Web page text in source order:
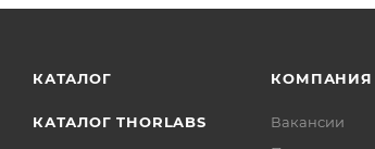
КАТАЛОГ
КАТАЛОГ THORLABS
КОМПАНИЯ
Вакансии